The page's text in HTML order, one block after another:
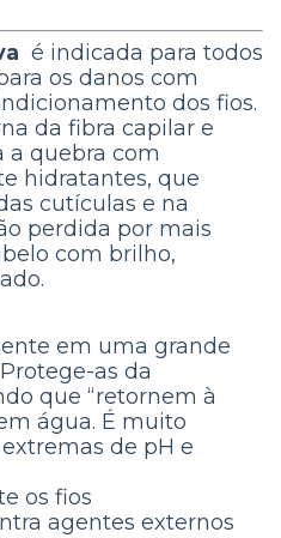
é indicada para todos
os danos com
dos fios.
da fibra capilar e
a quebra com
hidratantes, que
cutículas e na
perdida por mais
com brilho,
em uma grande
as da
que “retornem à
água. É muito
de pH e
os fios
agentes externos